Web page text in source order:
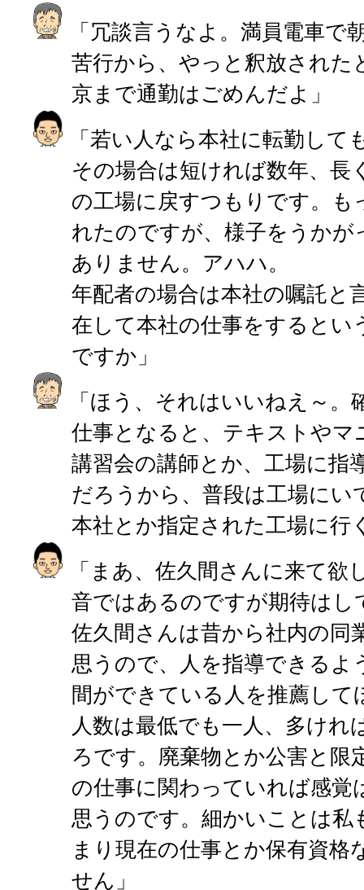
「冗談言うなよ。満員電車で
苦行から、やっと釈放された
京まで通勤はごめんだよ」
「若い人なら本社に転勤して
その場合は短ければ数年、長
の工場に戻すつもりです。も
れたのですが、様子をうかが
ありません。アハハ。
年配者の場合は本社の嘱託と
在して本社の仕事をするとい
ですか」
「ほう、それはいいねえ～。
仕事となると、テキストやマ
講習会の講師とか、工場に指
だろうから、普段は工場にい
本社とか指定された工場に行
「まあ、佐久間さんに来て欲
音ではあるのですが期待はし
佐久間さんは昔から社内の同
思うので、人を指導できるよ
間ができている人を推薦して
人数は最低でも一人、多けれ
ろです。廃棄物とか公害と限
の仕事に関わっていれば感覚
思うのです。細かいことは私
まり現在の仕事とか保有資格
せん」